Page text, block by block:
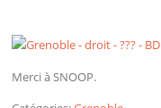
Merci à SNOOP.